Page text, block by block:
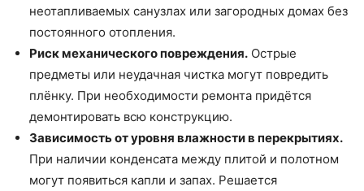
неотапливаемых санузлах или загородных домах без
постоянного отопления.
Риск механического повреждения. Острые
предметы или неудачная чистка могут повредить
плёнку. При необходимости ремонта придётся
демонтировать всю конструкцию.
Зависимость от уровня влажности в перекрытиях.
При наличии конденсата между плитой и полотном
могут появиться капли и запах. Решается